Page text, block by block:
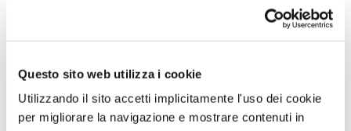
Questo sito web utilizza i cookie
Utilizzando il sito accetti implicitamente l'uso dei cookie
per migliorare la navigazione e mostrare contenuti in
“Zucchetti Hospitality prosegue il suo percorso di
crescita e consolidamento sul territorio nazionale con
rappresenta un ulteriore tassello del nostro progetto di
sviluppo con l’obiettivo di avvicinarci sempre più alle
esigenze dei nostri clienti e partner in tutta Italia.